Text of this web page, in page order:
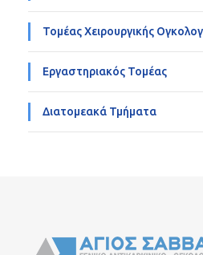
Τομέας Χειρουργικής
Εργαστηριακός Τομέας
Διατομεακά Τμήματα